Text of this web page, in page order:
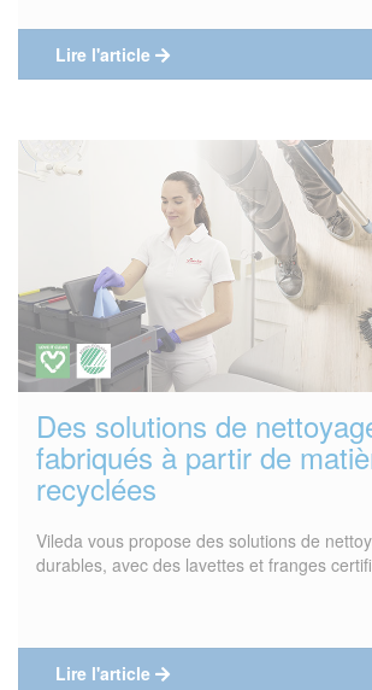
Lire l'article
Des solutions de
fabriqués à partir de
recyclées
Vileda vous propose des solutions de
durables, avec des lavettes et franges
Lire l'article